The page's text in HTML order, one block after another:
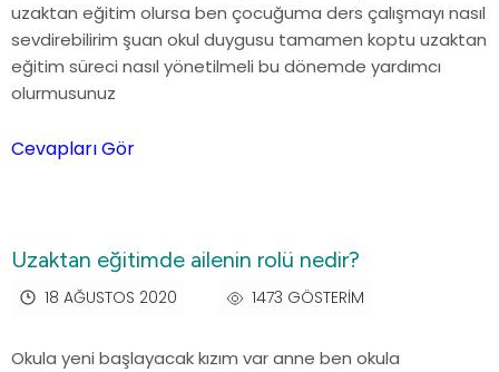
uzaktan eğitim olursa ben çocuğuma ders çalışmayı nasıl
sevdirebilirim şuan okul duygusu tamamen koptu uzaktan
eğitim süreci nasıl yönetilmeli bu dönemde yardımcı
olurmusunuz
Cevapları Gör
Uzaktan eğitimde ailenin rolü nedir?
18 AĞUSTOS 2020 1473 GÖSTERIM
Okula yeni başlayacak kızım var anne ben okula